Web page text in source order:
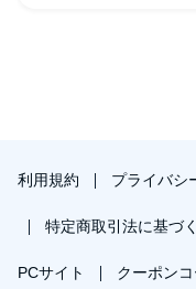
利用規約 プライバシ
特定商取引法に基づ
PCサイト クーポン